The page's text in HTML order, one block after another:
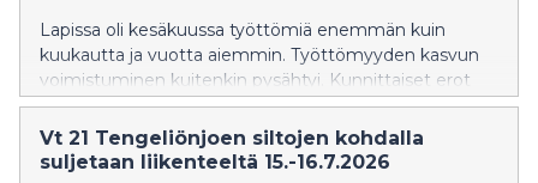
Lapissa oli kesäkuussa työttömiä enemmän kuin
kuukautta ja vuotta aiemmin. Työttömyyden kasvun
voimistuminen kuitenkin pysähtyi. Kunnittaiset erot
työttömyydessä ovat edelleen huomattavia.
Palveluihin osallistuvien määrä kasvoi vuodentakaiseen
verrattuna.
Vt 21 Tengeliönjoen siltojen kohdalla
suljetaan liikenteeltä 15.-16.7.2026